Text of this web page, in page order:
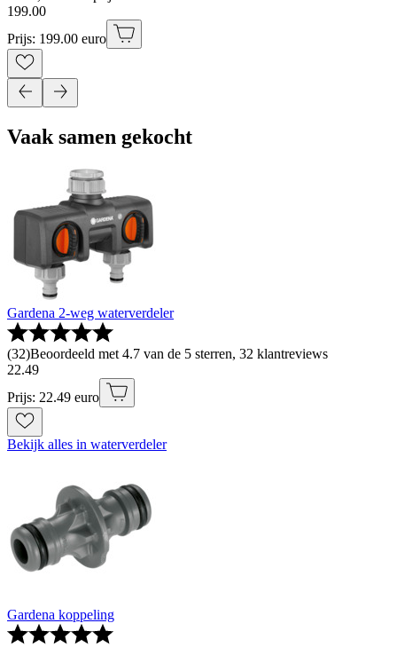
199.00
Prijs: 199.00 euro
Vaak samen gekocht
Gardena 2-weg waterverdeler
(32)Beoordeeld met 4.7 van de 5 sterren, 32 klantreviews
22.49
Prijs: 22.49 euro
Bekijk alles in waterverdeler
Gardena koppeling